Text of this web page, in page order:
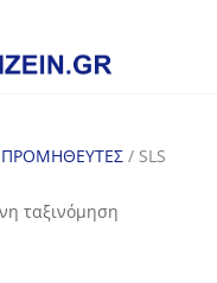
ΠΡΟΜΗΘΕΥΤΕΣ / SLS